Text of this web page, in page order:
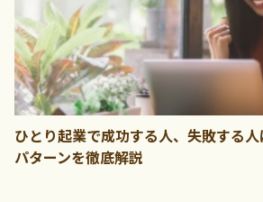
ひとり起業で成功する人、失敗する
パターンを徹底解説